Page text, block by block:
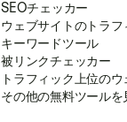
SEOチェッカー
ウェブサイトのトラ
キーワードツール
被リンクチェッカー
トラフィック上位の
その他の無料ツールを